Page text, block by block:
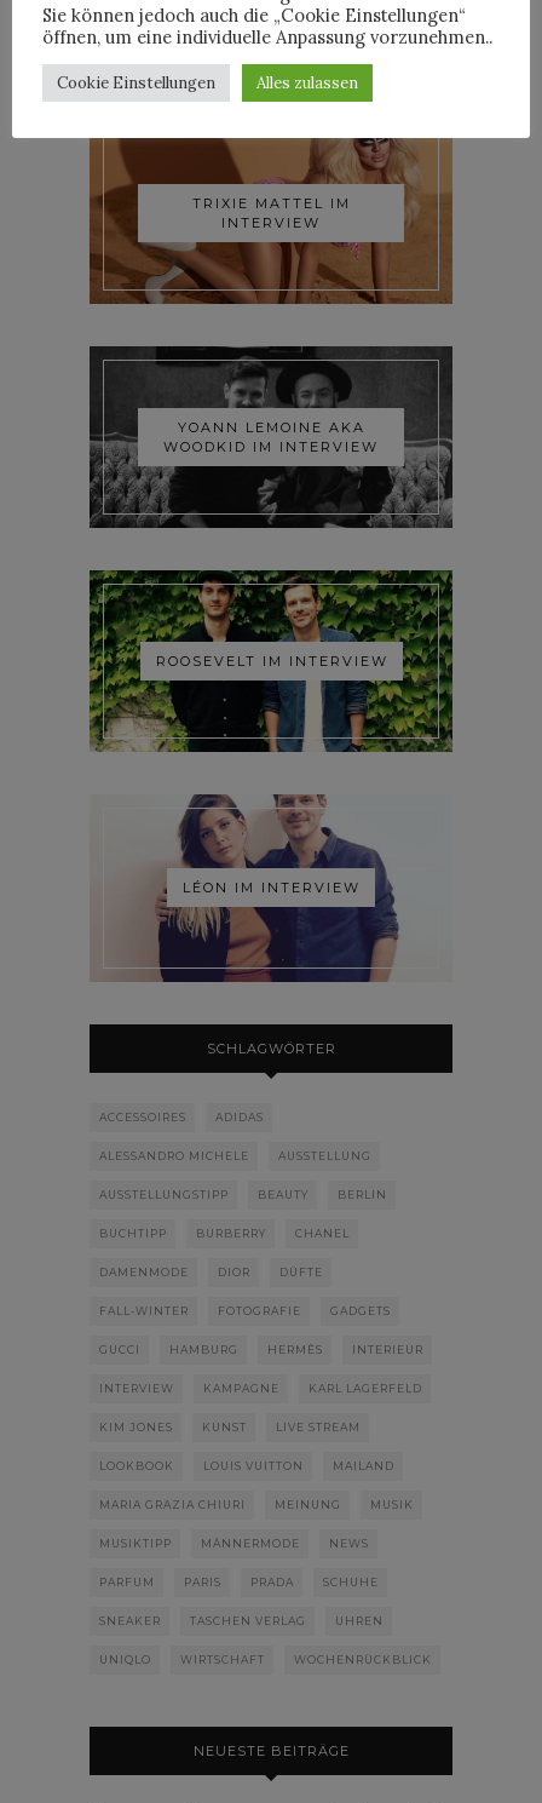
INTERVIEWS
TRIXIE MATTEL IM
INTERVIEW
YOANN LEMOINE AKA
WOODKID IM INTERVIEW
ROOSEVELT IM INTERVIEW
LÉON IM INTERVIEW
SCHLAGWÖRTER
ACCESSOIRES ADIDAS
ALESSANDRO MICHELE AUSSTELLUNG
AUSSTELLUNGSTIPP BEAUTY BERLIN
BUCHTIPP BURBERRY CHANEL
DAMENMODE DIOR DÜFTE
FALL-WINTER FOTOGRAFIE GADGETS
GUCCI HAMBURG HERMÈS INTERIEUR
INTERVIEW KAMPAGNE KARL LAGERFELD
KIM JONES KUNST LIVE STREAM
LOOKBOOK LOUIS VUITTON MAILAND
MARIA GRAZIA CHIURI MEINUNG MUSIK
MUSIKTIPP MÄNNERMODE NEWS
PARFUM PARIS PRADA SCHUHE
SNEAKER TASCHEN VERLAG UHREN
UNIQLO WIRTSCHAFT WOCHENRÜCKBLICK
NEUESTE BEITRÄGE
Sie können jedoch auch die „Cookie Einstellungen“
öffnen, um eine individuelle Anpassung vorzunehmen..
Cookie Einstellungen Alles zulassen